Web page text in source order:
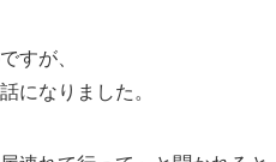
すが、
になりました。